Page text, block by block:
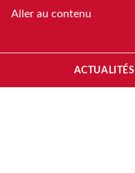
Aller au contenu
ACTUALITÉS